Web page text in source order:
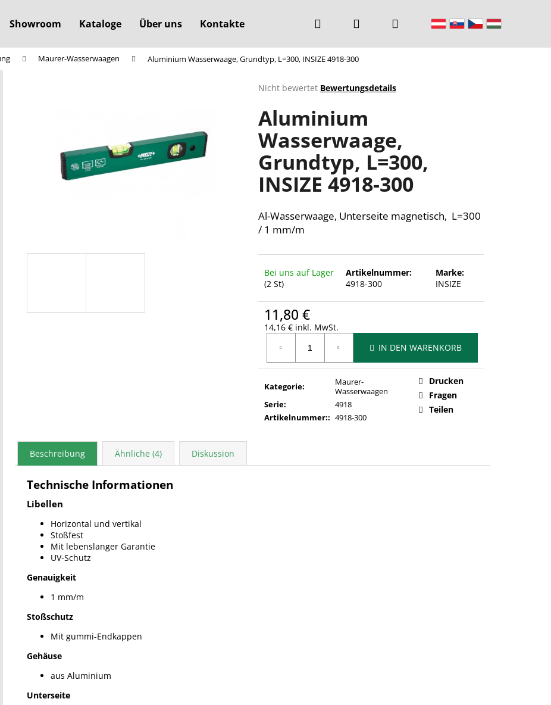
Showroom Kataloge Über uns Kontakte Suchen Warenkorb
Maurer-Wasserwaagen Aluminium Wasserwaage, Grundtyp, L=300, INSIZE 4918-300
Die
Produktbewertung
ist
0,0
von
5
Sternen.
Nicht bewertet Bewertungsdetails
Aluminium
Wasserwaage,
Grundtyp, L=300,
INSIZE 4918-300
Al-Wasserwaage, Unterseite magnetisch, L=300
/ 1 mm/m
Bei uns auf Lager
(2 St)
Artikelnummer:
4918-300
Marke:
INSIZE
11,80 €
14,16 € inkl. MwSt.
IN DEN WARENKORB
Kategorie:
Maurer-
Wasserwaagen
Serie:
4918
Artikelnummer:: 4918-300
Drucken
Fragen
Teilen
Beschreibung Ähnliche (4) Diskussion
Technische Informationen
Libellen
Horizontal und vertikal
Stoßfest
Mit lebenslanger Garantie
UV-Schutz
Genauigkeit
1 mm/m
Stoßschutz
Mit gummi-Endkappen
Gehäuse
aus Aluminium
Unterseite
Was suchen Sie?
Wir empfehlen